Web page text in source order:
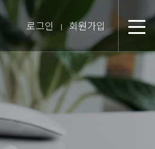
로그인 회원가입